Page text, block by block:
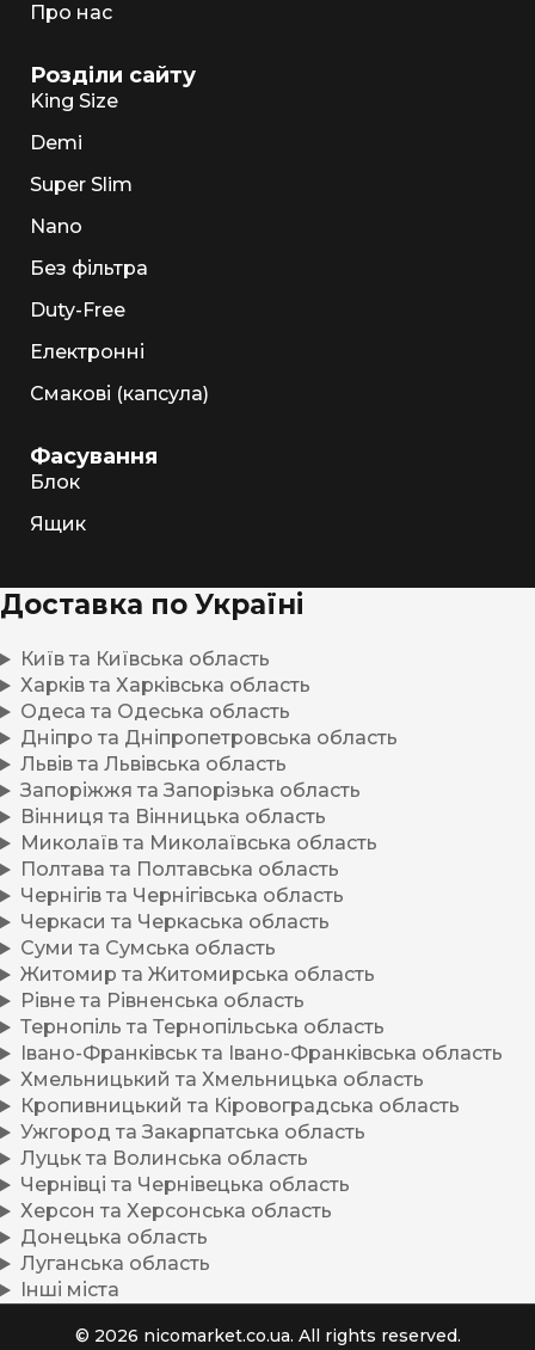
Про нас
Розділи сайту
King Size
Demi
Super Slim
Nano
Без фільтра
Duty-Free
Електронні
Смакові (капсула)
Фасування
Блок
Ящик
Доставка по Україні
Київ та Київська область
Харків та Харківська область
Одеса та Одеська область
Дніпро та Дніпропетровська область
Львів та Львівська область
Запоріжжя та Запорізька область
Вінниця та Вінницька область
Миколаїв та Миколаївська область
Полтава та Полтавська область
Чернігів та Чернігівська область
Черкаси та Черкаська область
Суми та Сумська область
Житомир та Житомирська область
Рівне та Рівненська область
Тернопіль та Тернопільська область
Івано-Франківськ та Івано-Франківська область
Хмельницький та Хмельницька область
Кропивницький та Кіровоградська область
Ужгород та Закарпатська область
Луцьк та Волинська область
Чернівці та Чернівецька область
Херсон та Херсонська область
Донецька область
Луганська область
Інші міста
© 2026 nicomarket.co.ua. All rights reserved.